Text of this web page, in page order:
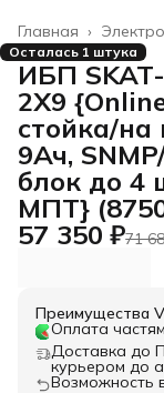
Главная ›
Осталась 1 штука
ИБП
2X9
стойка/на
9Ач,
блок до 4
МПТ}
57 350 ₽71
Преимущества
Оплата
Доставка до
курьером до
Возможность